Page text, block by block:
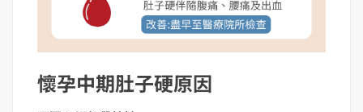
懷孕中期肚子硬原因